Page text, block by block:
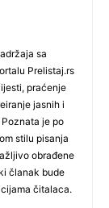
sa
Prelistaj.rs
praćenje
jasnih i
je po
stilu pisanja
obrađene
članak bude
čitalaca.